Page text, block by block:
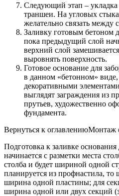
Следующий этап –
траншеи. На угловых
желательно связать между
Заливку готовым бетоном
пока предыдущий слой
верхний слой
выровнять поверхность.
Готовое основание для
в данном «бетонном»
декоративными
выглядят заграждения из
прутьев, художественно
фундамента.
Вернуться к оглавлениюМонтаж
Подготовка к заливке основания
начинается с разметки места
столба и будет шириной одной
планируется из профнастила, то
ширина одной пластины; для
ширина одной или двух секций